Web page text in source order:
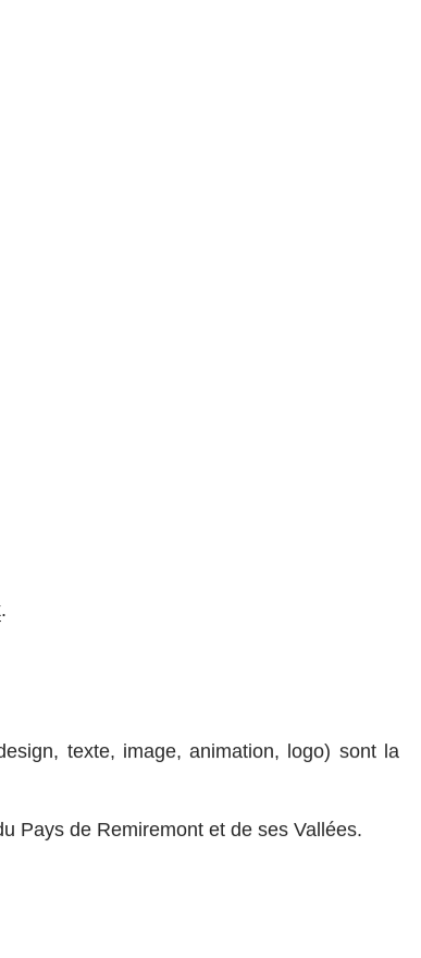
.
texte, image, animation, logo) sont la
Pays de Remiremont et de ses Vallées.